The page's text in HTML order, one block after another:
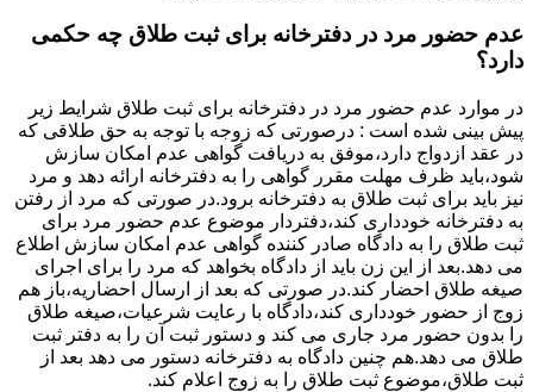
عدم حضور مرد در دفترخانه برای ثبت طلاق چه حکمی
دارد؟
در موارد عدم حضور مرد در دفترخانه برای ثبت طلاق شرایط زیر
پیش بینی شده است : درصورتی که زوجه با توجه به حق طلاقی که
در عقد ازدواج دارد،موفق به دریافت گواهی عدم امکان سازش
شود،باید ظرف مهلت مقرر گواهی را به دفترخانه ارائه دهد و مرد
نیز باید برای ثبت طلاق به دفترخانه برود.در صورتی که مرد از رفتن
به دفترخانه خودداری کند،دفتردار موضوع عدم حضور مرد برای
ثبت طلاق را به دادگاه صادر کننده گواهی عدم امکان سازش اطلاع
می دهد.بعد از این زن باید از دادگاه بخواهد که مرد را برای اجرای
صیغه طلاق احضار کند.در صورتی که بعد از ارسال احضاریه،باز هم
زوج از حضور خودداری کند،دادگاه با رعایت شرعیات،صیغه طلاق
را بدون حضور مرد جاری می کند و دستور ثبت آن را به دفتر ثبت
طلاق می دهد.هم چنین دادگاه به دفترخانه دستور می دهد بعد از
ثبت طلاق،موضوع ثبت طلاق را به زوج اعلام کند.